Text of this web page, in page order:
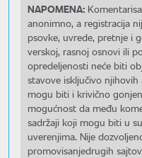
NAPOMENA:
anonimno, a registracija
psovke, uvrede, pretnje i
verskoj, rasnoj osnovi ili
opredeljenosti neće biti
stavove isključivo
mogu biti i krivično
mogućnost da među
sadržaji koji mogu biti u
uverenjima. Nije
promovisanjedrugih